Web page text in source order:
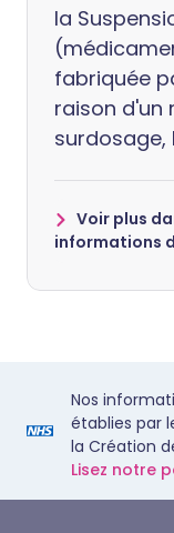
la
fabriquée
raison d'un
surdosage,
Voir plus
informations
Nos
établies par
la Création
Lisez notre